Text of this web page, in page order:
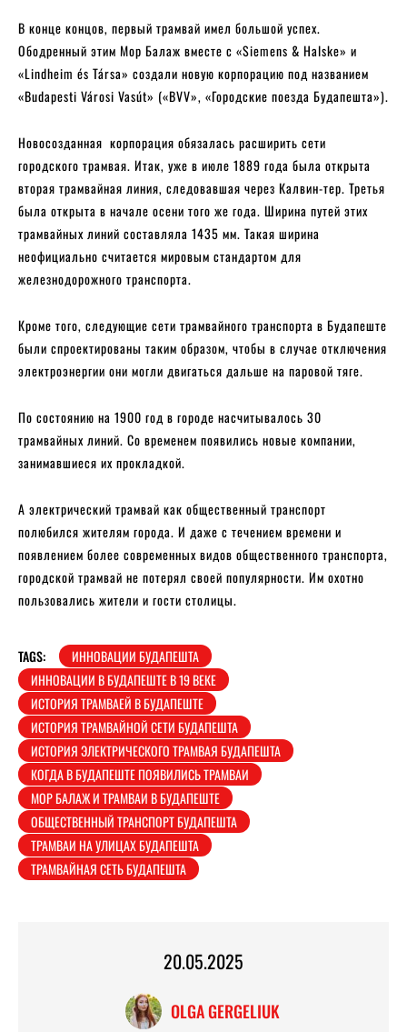
В конце концов, первый трамвай имел большой успех.
Ободренный этим Мор Балаж вместе с «Siemens & Halske» и
«Lindheim és Társa» создали новую корпорацию под названием
«Budapesti Városi Vasút» («BVV», «Городские поезда Будапешта»).
Новосозданная корпорация обязалась расширить сети
городского трамвая. Итак, уже в июле 1889 года была открыта
вторая трамвайная линия, следовавшая через Калвин-тер. Третья
была открыта в начале осени того же года. Ширина путей этих
трамвайных линий составляла 1435 мм. Такая ширина
неофициально считается мировым стандартом для
железнодорожного транспорта.
Кроме того, следующие сети трамвайного транспорта в Будапеште
были спроектированы таким образом, чтобы в случае отключения
электроэнергии они могли двигаться дальше на паровой тяге.
По состоянию на 1900 год в городе насчитывалось 30
трамвайных линий. Со временем появились новые компании,
занимавшиеся их прокладкой.
А электрический трамвай как общественный транспорт
полюбился жителям города. И даже с течением времени и
появлением более современных видов общественного транспорта,
городской трамвай не потерял своей популярности. Им охотно
пользовались жители и гости столицы.
TAGS:
ИННОВАЦИИ БУДАПЕШТА
ИННОВАЦИИ В БУДАПЕШТЕ В 19 ВЕКЕ
ИСТОРИЯ ТРАМВАЕЙ В БУДАПЕШТЕ
ИСТОРИЯ ТРАМВАЙНОЙ СЕТИ БУДАПЕШТА
ИСТОРИЯ ЭЛЕКТРИЧЕСКОГО ТРАМВАЯ БУДАПЕШТА
КОГДА В БУДАПЕШТЕ ПОЯВИЛИСЬ ТРАМВАИ
МОР БАЛАЖ И ТРАМВАИ В БУДАПЕШТЕ
ОБЩЕСТВЕННЫЙ ТРАНСПОРТ БУДАПЕШТА
ТРАМВАИ НА УЛИЦАХ БУДАПЕШТА
ТРАМВАЙНАЯ СЕТЬ БУДАПЕШТА
20.05.2025
OLGA GERGELIUK